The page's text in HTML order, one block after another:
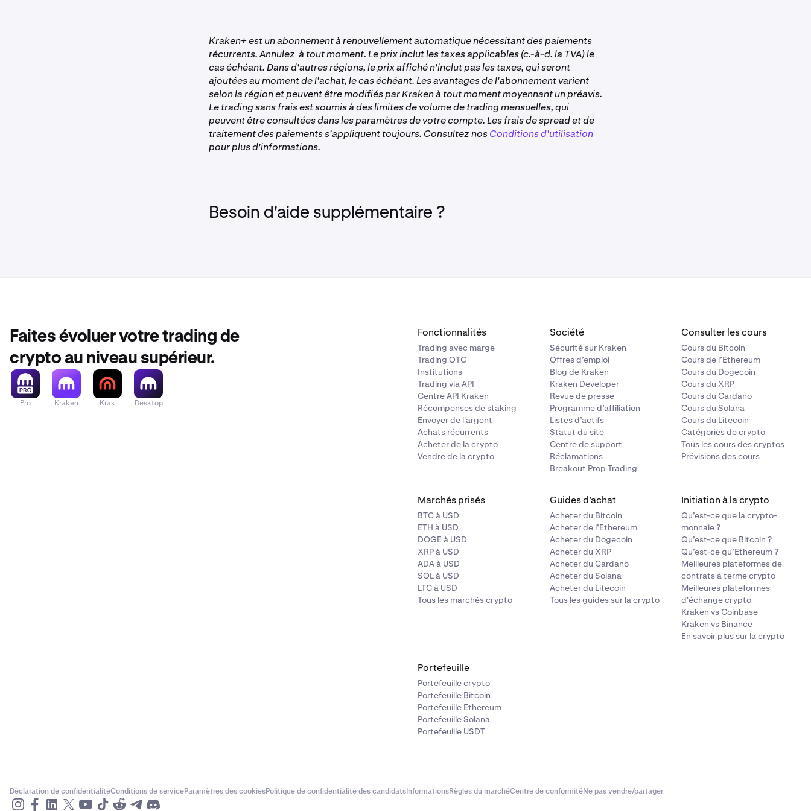
aux Drops. Vous devez avoir un compte individuel vérifié pour être éligible. Suivezces
étapespour vous faire vérifier auprès de Kraken.
•
Votre abonnement Kraken+ doit être actif et en règle, ce qui signifie qu'il n'a pas été
annulé et qu'il est configuré pour se renouveler normalement.
•
L'activité sur Kraken Pro et l'application Kraken Pro n'est pas éligible.
Non disponible pour les clients au Royaume-Uni
Kraken+ est un abonnement à renouvellement automatique nécessitant des paiements
récurrents. Annulez à tout moment. Le prix inclut les taxes applicables (c.-à-d. la TVA) le
cas échéant. Dans d'autres régions, le prix affiché n'inclut pas les taxes, qui seront
ajoutées au moment de l'achat, le cas échéant. Les avantages de l'abonnement varient
selon la région et peuvent être modifiés par Kraken à tout moment moyennant un préavis.
Le trading sans frais est soumis à des limites de volume de trading mensuelles, qui
peuvent être consultées dans les paramètres de votre compte. Les frais de spread et de
traitement des paiements s'appliquent toujours. Consultez nosConditions d'utilisation
pour plus d'informations.
Besoin d'aide supplémentaire ?
Faites évoluer votre trading de
crypto au niveau supérieur.
Pro Kraken Krak Desktop
Fonctionnalités
Trading avec marge
Trading OTC
Institutions
Trading via API
Centre API Kraken
Récompenses de staking
Envoyer de l'argent
Achats récurrents
Acheter de la crypto
Vendre de la crypto
Société
Sécurité sur Kraken
Offres d’emploi
Blog de Kraken
Kraken Developer
Revue de presse
Programme d’affiliation
Listes d’actifs
Statut du site
Centre de support
Réclamations
Breakout Prop Trading
Consulter les cours
Cours du Bitcoin
Cours de l’Ethereum
Cours du Dogecoin
Cours du XRP
Cours du Cardano
Cours du Solana
Cours du Litecoin
Catégories de crypto
Tous les cours des cryptos
Prévisions des cours
Marchés prisés
BTC à USD
ETH à USD
DOGE à USD
XRP à USD
ADA à USD
SOL à USD
LTC à USD
Tous les marchés crypto
Guides d’achat
Acheter du Bitcoin
Acheter de l’Ethereum
Acheter du Dogecoin
Acheter du XRP
Acheter du Cardano
Acheter du Solana
Acheter du Litecoin
Tous les guides sur la crypto
Initiation à la crypto
Qu’est-ce que la crypto-
monnaie ?
Qu’est-ce que Bitcoin ?
Qu’est-ce qu’Ethereum ?
Meilleures plateformes de
contrats à terme crypto
Meilleures plateformes
d'échange crypto
Kraken vs Coinbase
Kraken vs Binance
En savoir plus sur la crypto
Portefeuille
Portefeuille crypto
Portefeuille Bitcoin
Portefeuille Ethereum
Portefeuille Solana
Portefeuille USDT
Déclaration de confidentialitéConditions de serviceParamètres des cookiesPolitique de confidentialité des candidatsInformationsRègles du marchéCentre de conformitéNe pas vendre/partager